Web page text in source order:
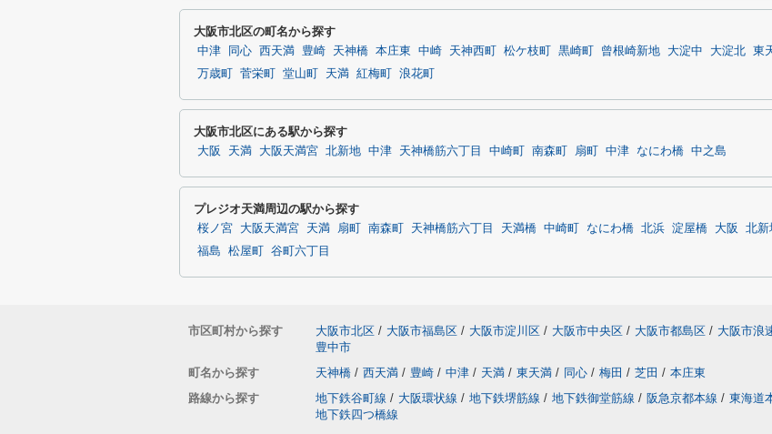
大阪市北区の町名から探す
中津 同心 西天満 豊崎 天神橋 本庄東 中崎 天神西町 松ケ枝町 黒崎町 曾根崎新地 大淀中 大淀北 東
万歳町
菅栄町 堂山町 天満 紅梅町 浪花町
大阪市北区にある駅から探す
大阪 天満 大阪天満宮 北新地 中津 天神橋筋六丁目 中崎町 南森町 扇町 中津 なにわ橋 中之島
プレジオ天満周辺の駅から探す
桜ノ宮 大阪天満宮 天満 扇町 南森町 天神橋筋六丁目 天満橋 中崎町 なにわ橋 北浜 淀屋橋 大阪 北新
福島
松屋町 谷町六丁目
市区町村から探す 大阪市北区 / 大阪市福島区 / 大阪市淀川区 / 大阪市中央区 / 大阪市都島区 / 大阪市浪
豊中市
町名から探す
天神橋 / 西天満 / 豊崎 / 中津 / 天満 / 東天満 / 同心 / 梅田 / 芝田 / 本庄東
路線から探す
地下鉄谷町線 / 大阪環状線 / 地下鉄堺筋線 / 地下鉄御堂筋線 / 阪急京都本線 / 東海道
地下鉄四つ橋線